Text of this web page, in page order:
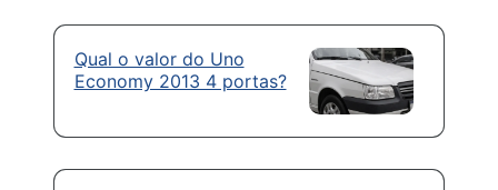
Qual o valor do Uno
Economy 2013 4 portas?